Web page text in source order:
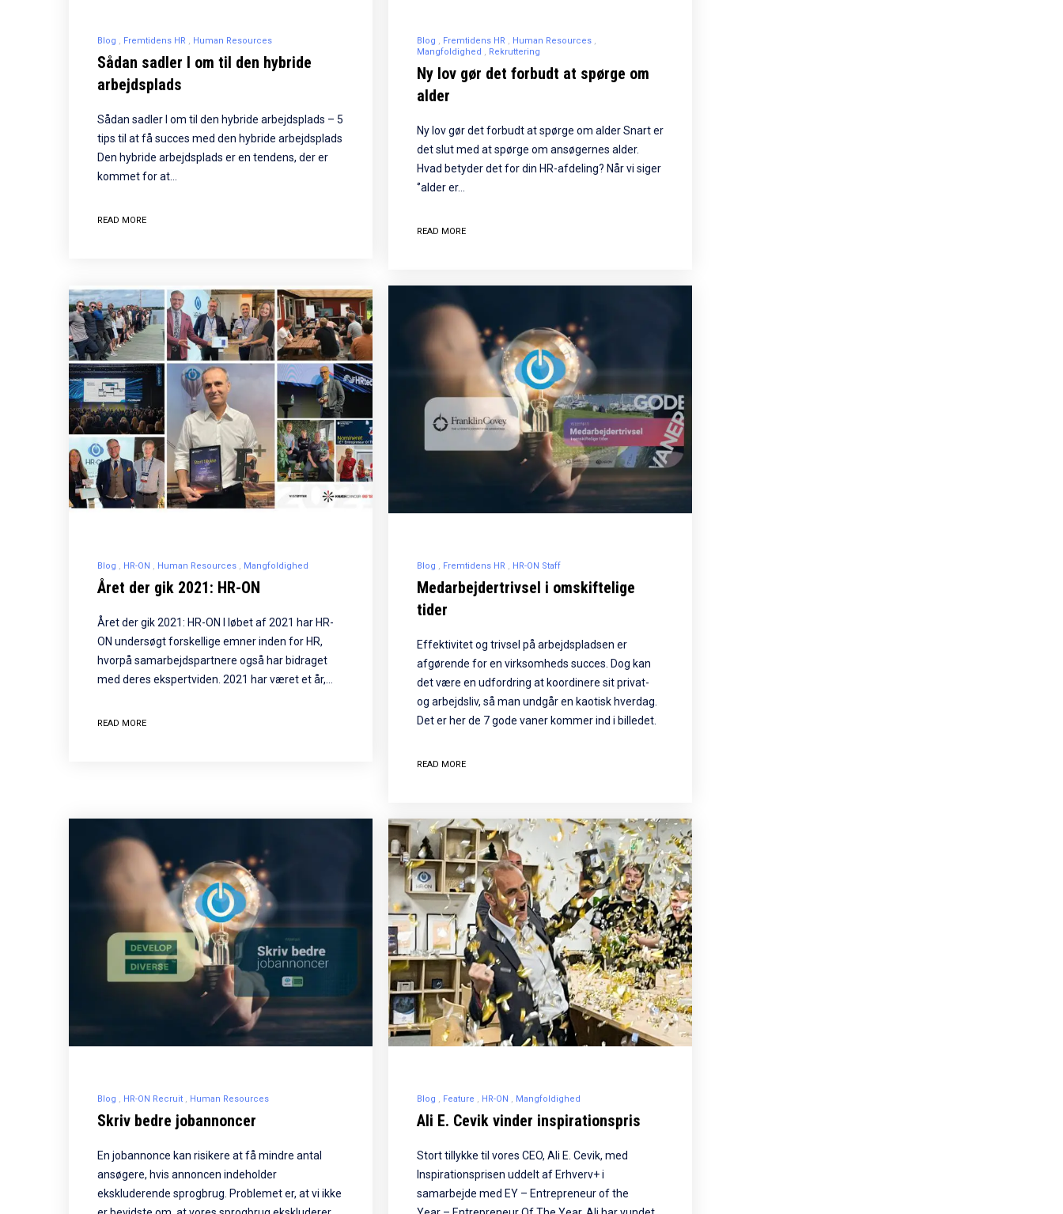
Blog Fremtidens HR Human Resources
Sådan sadler I om til den hybride
arbejdsplads
Sådan sadler I om til den hybride arbejdsplads – 5
tips til at få succes med den hybride arbejdsplads
Den hybride arbejdsplads er en tendens, der er
kommet for at…
READ MORE
Blog Fremtidens HR
Human Resources
Mangfoldighed
Rekruttering
Ny lov gør det forbudt at spørge om
alder
Ny lov gør det forbudt at spørge om alder Snart er
det slut med at spørge om ansøgernes alder.
Hvad betyder det for din HR-afdeling? Når vi siger
‘’alder er…
READ MORE
Blog HR-ON Human Resources Mangfoldighed
Året der gik 2021: HR-ON
Året der gik 2021: HR-ON I løbet af 2021 har HR-
ON undersøgt forskellige emner inden for HR,
hvorpå samarbejdspartnere også har bidraget
med deres ekspertviden. 2021 har været et år,…
READ MORE
Blog Fremtidens HR HR-ON Staff
Medarbejdertrivsel i omskiftelige
tider
Effektivitet og trivsel på arbejdspladsen er
afgørende for en virksomheds succes. Dog kan
det være en udfordring at koordinere sit privat-
og arbejdsliv, så man undgår en kaotisk hverdag.
Det er her de 7 gode vaner kommer ind i billedet.
READ MORE
Blog HR-ON Recruit Human Resources
Skriv bedre jobannoncer
En jobannonce kan risikere at få mindre antal
ansøgere, hvis annoncen indeholder
ekskluderende sprogbrug. Problemet er, at vi ikke
Blog Feature HR-ON Mangfoldighed
Ali E. Cevik vinder inspirationspris
Stort tillykke til vores CEO, Ali E. Cevik, med
Inspirationsprisen uddelt af Erhverv+ i
samarbejde med EY – Entrepreneur of the